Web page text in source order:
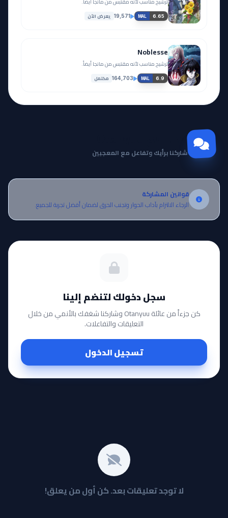
ترشيح مناسب لأنه مقتبس من مانجا أيضاً.
MAL 6.65
19,571 يعرض الآن
Noblesse
ترشيح مناسب لأنه مقتبس من مانجا أيضاً.
MAL 6.9
164,703 مكتمل
مجتمع Otanyuu
شاركنا برأيك وتفاعل مع المعجبين
قوانين المشاركة
الرجاء الالتزام بآداب الحوار وتجنب الحرق لضمان أفضل تجربة للجميع.
سجل دخولك لتنضم إلينا
كن جزءاً من عائلة Otanyuu وشاركنا شغفك بالأنمي من خلال
التعليقات والتفاعلات.
تسجيل الدخول
لا توجد تعليقات بعد. كن أول من يعلق!